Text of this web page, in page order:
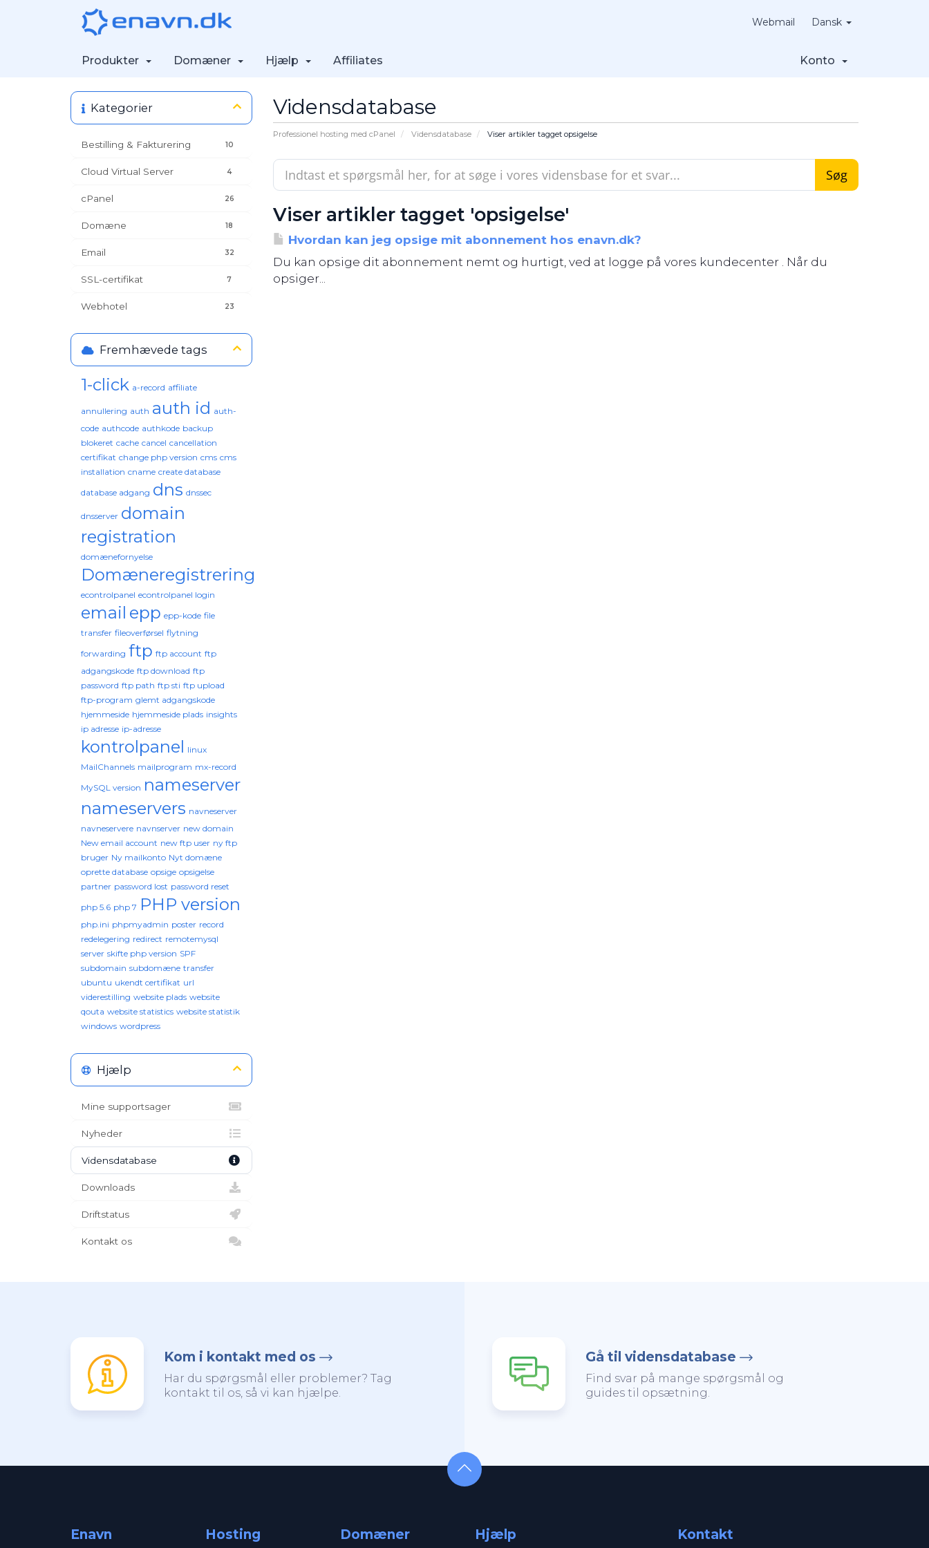
Webmail Dansk
Produkter Domæner Hjælp Affiliates Konto
Vidensdatabase
Professionel hosting med cPanel Vidensdatabase Viser artikler tagget opsigelse
Kategorier
10
Bestilling & Fakturering
4
Cloud Virtual Server
26
cPanel
18
Domæne
32
Email
7
SSL-certifikat
23
Webhotel
Viser artikler tagget 'opsigelse'
Hvordan kan jeg opsige mit abonnement hos enavn.dk?
Du kan opsige dit abonnement nemt og hurtigt, ved at logge på vores kundecenter . Når du
opsiger...
Fremhævede tags
1-click a-record affiliate
annullering auth auth id auth-
code authcode authkode backup
blokeret cache cancel cancellation
certifikat change php version cms cms
installation cname create database
database adgang dns dnssec
dnsserver domain
registration
domænefornyelse
Domæneregistrering
econtrolpanel econtrolpanel login
email epp epp-kode file
transfer fileoverførsel flytning
forwarding ftp ftp account ftp
adgangskode ftp download ftp
password ftp path ftp sti ftp upload
ftp-program glemt adgangskode
hjemmeside hjemmeside plads insights
ip adresse ip-adresse
kontrolpanel linux
MailChannels mailprogram mx-record
MySQL version nameserver
nameservers navneserver
navneservere navnserver new domain
New email account new ftp user ny ftp
bruger Ny mailkonto Nyt domæne
oprette database opsige opsigelse
partner password lost password reset
php 5.6 php 7 PHP version
php.ini phpmyadmin poster record
redelegering redirect remotemysql
server skifte php version SPF
subdomain subdomæne transfer
ubuntu ukendt certifikat url
viderestilling website plads website
qouta website statistics website statistik
windows wordpress
Hjælp
Mine supportsager
Nyheder
Vidensdatabase
Downloads
Driftstatus
Kontakt os
Kom i kontakt med os
Har du spørgsmål eller problemer? Tag
kontakt til os, så vi kan hjælpe.
Gå til vidensdatabase
Find svar på mange spørgsmål og
guides til opsætning.
Enavn Hosting Domæner Hjælp Kontakt